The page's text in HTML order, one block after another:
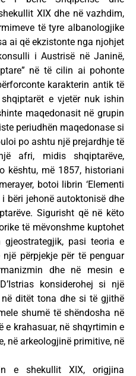
XIX dhe në vazhdim,
të tyre albanologjike
ai që ekzistonte nga njohjet
i Austrisë në Janinë,
në të cilin ai pohonte
karakterin antik të
e vjetër nuk ishin
maqedonasit në grupin
periudhën maqedonase si
po ashtu një prejardhje të
afri, midis shqiptarëve,
kështu, më 1857, historiani
botoi librin ‘Elementi
bëri jehonë autoktonisë dhe
Sigurisht që në këto
të mëvonshme kuptohet
pasi teoria e
përpjekje për të penguar
dhe në mesin e
konsiderohej si një
ditët tona dhe si të gjithë
shumë të shëndosha në
krahasuar, në shqyrtimin e
në arkeologjinë primitive, në
e shekullit XIX, origjina